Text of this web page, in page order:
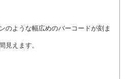
のような幅広めのバーコードが刻ま
見えます。